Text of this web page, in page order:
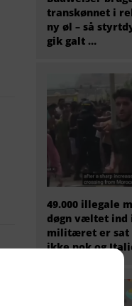
transkønnet i
ny øl – så
gik galt …
49.000 illegale
døgn væltet ind
militæret er sat
ikke nok og